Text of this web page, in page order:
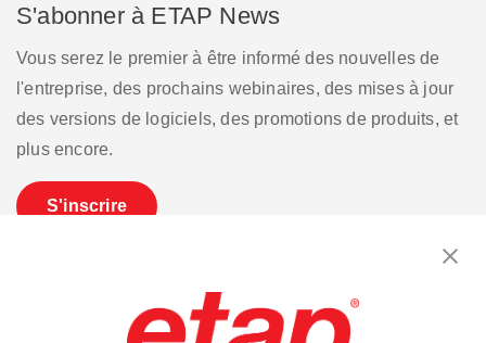
S'abonner à ETAP News
Vous serez le premier à être informé des nouvelles de
l'entreprise, des prochains webinaires, des mises à jour
des versions de logiciels, des promotions de produits, et
plus encore.
S'inscrire
Contactez-nous. | Conditions d'utilisation
Politique de confidentialité Plan du site